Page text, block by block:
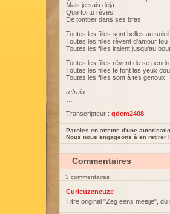
Mais je sais déjà
Que toi tu rêves
De tomber dans ses bras
Toutes les filles sont belles au
Toutes les filles rêvent d'amour fou
Toutes les filles iraient jusqu'au bout
Toutes les filles rêvent de se
Toutes les filles te font les yeux
Toutes les filles sont à tes genoux
refrain
Transcripteur : gdem2408
Paroles en attente d'une
Nous nous engageons à en retirer
Commentaires
3 commentaires
Curieuzeneuze
Titre original "Zeg eens meisje",